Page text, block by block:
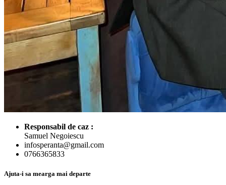
Responsabil de caz :
Samuel Negoiescu
infosperanta@gmail.com
0766365833
Ajuta-i sa mearga mai departe